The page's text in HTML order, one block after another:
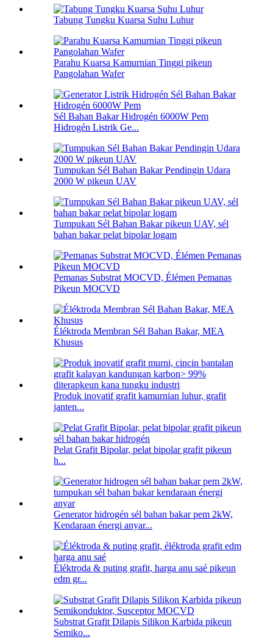
Tabung Tungku Kuarsa Suhu Luhur
Parahu Kuarsa Kamurnian Tinggi pikeun
Pangolahan Wafer
Sél Bahan Bakar Hidrogén 6000W Pem
Hidrogén Listrik Ge...
Tumpukan Sél Bahan Bakar Pendingin Udara
2000 W pikeun UAV
Tumpukan Sél Bahan Bakar pikeun UAV, sél
bahan bakar pelat bipolar logam
Pemanas Substrat MOCVD, Élémen Pemanas
Pikeun MOCVD
Éléktroda Membran Sél Bahan Bakar, MEA
Khusus
Produk inovatif grafit kamurnian luhur, grafit
janten...
Pelat Grafit Bipolar, pelat bipolar grafit pikeun
h...
Generator hidrogén sél bahan bakar pem 2kW,
Kendaraan énergi anyar...
Éléktroda & puting grafit, harga anu saé pikeun
edm gr...
Substrat Grafit Dilapis Silikon Karbida pikeun
Semiko...